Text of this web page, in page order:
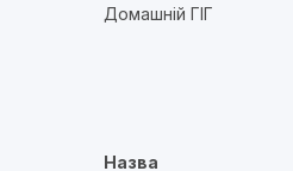
Домашній ГІГ
Назва